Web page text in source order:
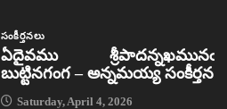
సంకీర్తనలు
ఏదైవము శ్రీపాదన్నఖమునఁ
బుట్టినగంగ – అన్నమయ్య సంకీర్తన
Saturday, April 4, 2026